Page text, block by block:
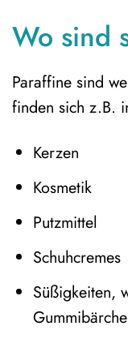
Wo sind
Paraffine sind
finden sich z.B.
Kerzen
Kosmetik
Putzmittel
Schuhcremes
Süßigkeiten,